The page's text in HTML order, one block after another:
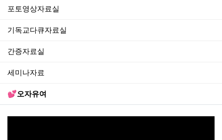
포토영상자료실
기독교다큐자료실
간증자료실
세미나자료
💕오자유여